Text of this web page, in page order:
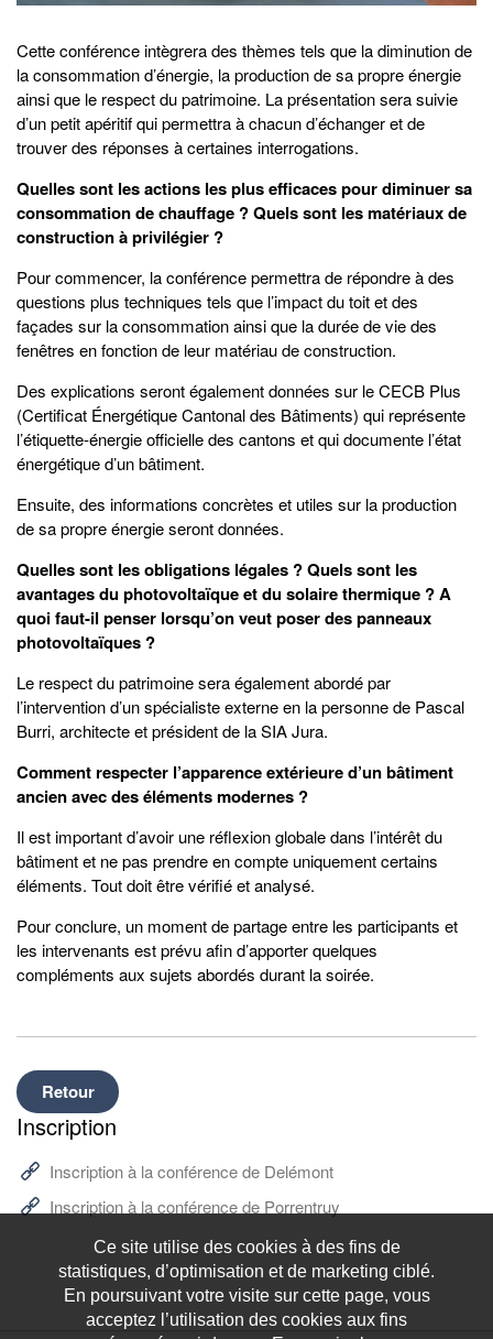
Cette conférence intègrera des thèmes tels que la diminution de
la consommation d’énergie, la production de sa propre énergie
ainsi que le respect du patrimoine. La présentation sera suivie
d’un petit apéritif qui permettra à chacun d’échanger et de
trouver des réponses à certaines interrogations.
Quelles sont les actions les plus efficaces pour diminuer sa
consommation de chauffage ? Quels sont les matériaux de
construction à privilégier ?
Pour commencer, la conférence permettra de répondre à des
questions plus techniques tels que l’impact du toit et des
façades sur la consommation ainsi que la durée de vie des
fenêtres en fonction de leur matériau de construction.
Des explications seront également données sur le CECB Plus
(Certificat Énergétique Cantonal des Bâtiments) qui représente
l’étiquette-énergie officielle des cantons et qui documente l’état
énergétique d’un bâtiment.
Ensuite, des informations concrètes et utiles sur la production
de sa propre énergie seront données.
Quelles sont les obligations légales ? Quels sont les
avantages du photovoltaïque et du solaire thermique ? A
quoi faut-il penser lorsqu’on veut poser des panneaux
photovoltaïques ?
Le respect du patrimoine sera également abordé par
l’intervention d’un spécialiste externe en la personne de Pascal
Burri, architecte et président de la SIA Jura.
Comment respecter l’apparence extérieure d’un bâtiment
ancien avec des éléments modernes ?
Il est important d’avoir une réflexion globale dans l’intérêt du
bâtiment et ne pas prendre en compte uniquement certains
éléments. Tout doit être vérifié et analysé.
Pour conclure, un moment de partage entre les participants et
les intervenants est prévu afin d’apporter quelques
compléments aux sujets abordés durant la soirée.
Retour
Inscription
Inscription à la conférence de Delémont
Inscription à la conférence de Porrentruy
Ce site utilise des cookies à des fins de
statistiques, d’optimisation et de marketing ciblé.
En poursuivant votre visite sur cette page, vous
acceptez l’utilisation des cookies aux fins